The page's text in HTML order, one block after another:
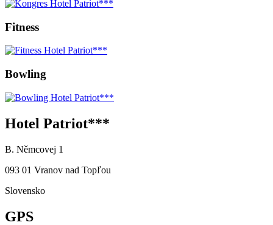
Fitness
Bowling
Hotel Patriot***
B. Němcovej 1
093 01 Vranov nad Topľou
Slovensko
GPS